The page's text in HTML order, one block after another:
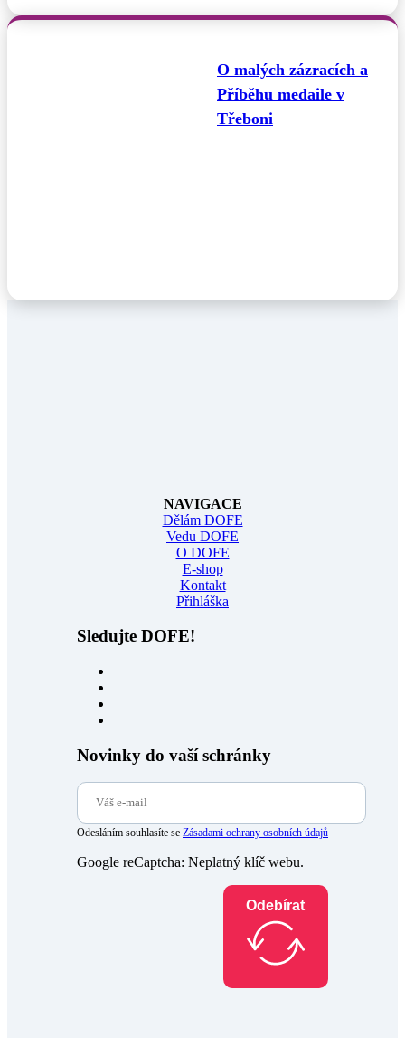
O malých zázracích a
Příběhu medaile v
Třeboni
NAVIGACE
Dělám DOFE
Vedu DOFE
O DOFE
E-shop
Kontakt
Přihláška
Sledujte DOFE!
Novinky do vaší schránky
Odesláním souhlasíte se Zásadami ochrany osobních údajů
Google reCaptcha: Neplatný klíč webu.
Odebírat